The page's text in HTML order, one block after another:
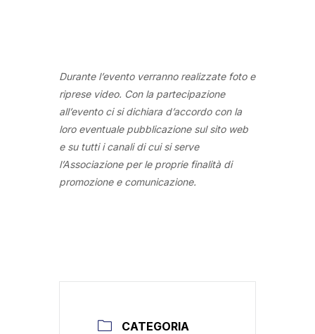
Durante l’evento verranno realizzate foto e
riprese video. Con la partecipazione
all’evento ci si dichiara d’accordo con la
loro eventuale pubblicazione sul sito web
e su tutti i canali di cui si serve
l’Associazione per le proprie finalità di
promozione e comunicazione.
CATEGORIA